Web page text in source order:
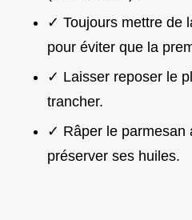
✓ Toujours mettre de
pour éviter que la
✓ Laisser reposer le
trancher.
✓ Râper le parmesan
préserver ses huiles.